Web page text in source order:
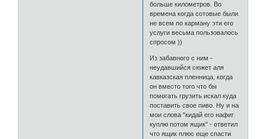
больше километров. Во
времена когда сотовые были
не всем по карману эти его
услуги весьма пользовалось
спросом ))
Из забавного с ним -
неудавшийся сюжет аля
кавказская пленница, когда
он вместо того что бы
помогать грузить искал куда
поставить свое пиво. Ну и на
мои слова "кидай его нафиг
куплю потом ящик" - ответил
что ящик плюс еще спасти